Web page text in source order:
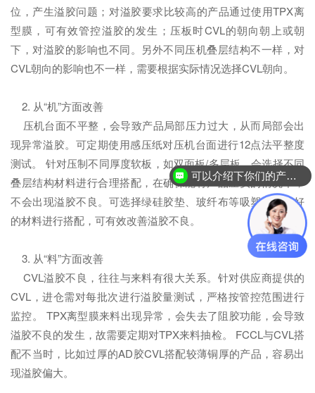
位，产生溢胶问题；对溢胶要求比较高的产品通过使用TPX离
型膜，可有效管控溢胶的发生；压板时CVL的朝向朝上或朝
下，对溢胶的影响也不同。另外不同压机叠层结构不一样，对
CVL朝向的影响也不一样，需要根据实际情况选择CVL朝向。
2. 从“机”方面改善
压机台面不平整，会导致产品局部压力过大，从而局部会出
现异常溢胶。可定期使用感压纸对压机台面进行12点法平整度
测试。 针对压制不同厚度软板，如双面板/多层板，会选择不同
叠层结构材料进行合理搭配，在确保能将产品压实的情况下，
不会出现溢胶不良。可选择绿硅胶垫、玻纤布等吸塑性能较好
的材料进行搭配，可有效改善溢胶不良。
3. 从“料”方面改善
CVL溢胶不良，往往与来料有很大关系。针对供应商提供的
CVL，进仓需对每批次进行溢胶量测试，严格按管控范围进行
监控。 TPX离型膜来料出现异常，会失去了阻胶功能，会导致
溢胶不良的发生，故需要定期对TPX来料抽检。 FCCL与CVL搭
配不当时，比如过厚的AD胶CVL搭配较薄铜厚的产品，容易出
现溢胶偏大。
可以介绍下你们的产品么？